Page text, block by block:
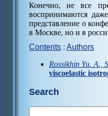
Конечно, не все
воспринимаются
представление о
в Москве, но и в
Contents : Authors
Rossikhin Yu. A.,
viscoelastic
Search